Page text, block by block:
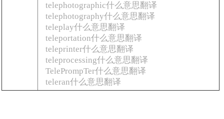
telephotographic什么意思翻译
telephotography什么意思翻译
teleplay什么意思翻译
teleportation什么意思翻译
teleprinter什么意思翻译
teleprocessing什么意思翻译
TelePrompTer什么意思翻译
teleran什么意思翻译